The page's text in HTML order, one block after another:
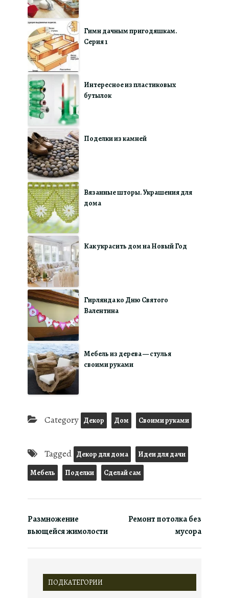
Гимн дачным пригодяшкам.
Серия 1
Интересное из пластиковых
бутылок
Поделки из камней
Вязанные шторы. Украшения для
дома
Как украсить дом на Новый Год
Гирлянда ко Дню Святого
Валентина
Мебель из дерева — стулья
своими руками
Category Декор Дом Своими руками
Tagged Декор для дома
Идеи для дачи
Мебель
Поделки Сделай сам
Размножение
вьющейся жимолости
Ремонт потолка без
мусора
ПОДКАТЕГОРИИ